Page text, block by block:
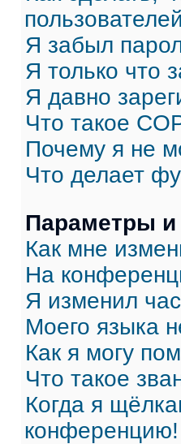
Я забыл
Я только что
Я давно
Что такое
Почему я не
Что делает
Параметры и
Как мне
На
Я изменил
Моего языка
Как я могу
Что такое
Когда я
конференцию!